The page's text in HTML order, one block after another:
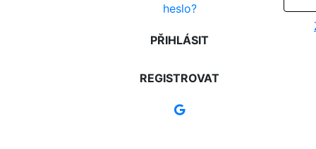
heslo?
PŘIHLÁSIT
REGISTROVAT